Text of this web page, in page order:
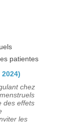
patientes
2024)
chez
des effets
les